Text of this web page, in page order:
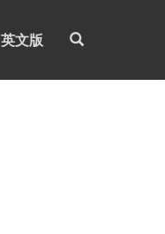
英文版